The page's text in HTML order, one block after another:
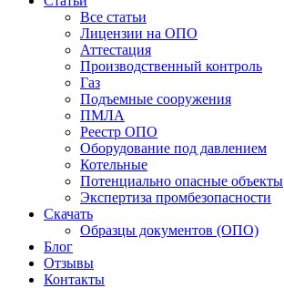
Все статьи
Лицензии на ОПО
Аттестация
Производственный контроль
Газ
Подъемные сооружения
ПМЛА
Реестр ОПО
Оборудование под давлением
Котельные
Потенциально опасные объекты
Экспертиза промбезопасности
Скачать
Образцы документов (ОПО)
Блог
Отзывы
Контакты